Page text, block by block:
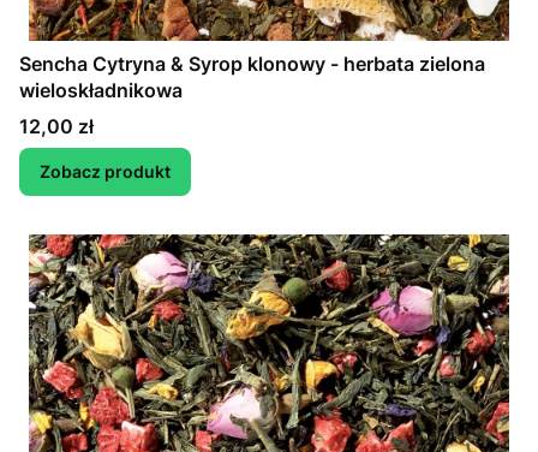
Sencha Cytryna & Syrop klonowy - herbata zielona
wieloskładnikowa
Cena
12,00 zł
Zobacz produkt